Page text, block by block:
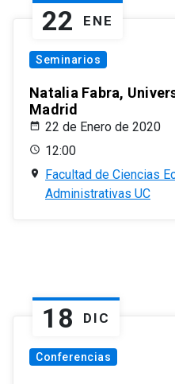
22 ENE
Seminarios
Natalia Fabra,
Madrid
22 de Enero de 2020
12:00
Facultad de Ciencias
Administrativas UC
18 DIC
Conferencias